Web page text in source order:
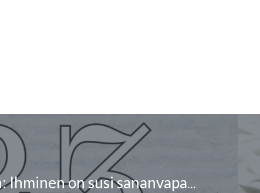
Rysky Riiheläinen: Ihminen on susi sananvapaudelle